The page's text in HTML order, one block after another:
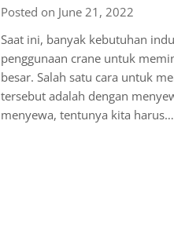
Posted on June 21, 2022
Saat ini, banyak kebutuhan
penggunaan crane untuk
besar. Salah satu cara untuk
tersebut adalah dengan
menyewa, tentunya kita harus…